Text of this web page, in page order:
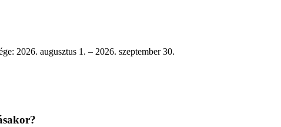
2026. augusztus 1. – 2026. szeptember 30.